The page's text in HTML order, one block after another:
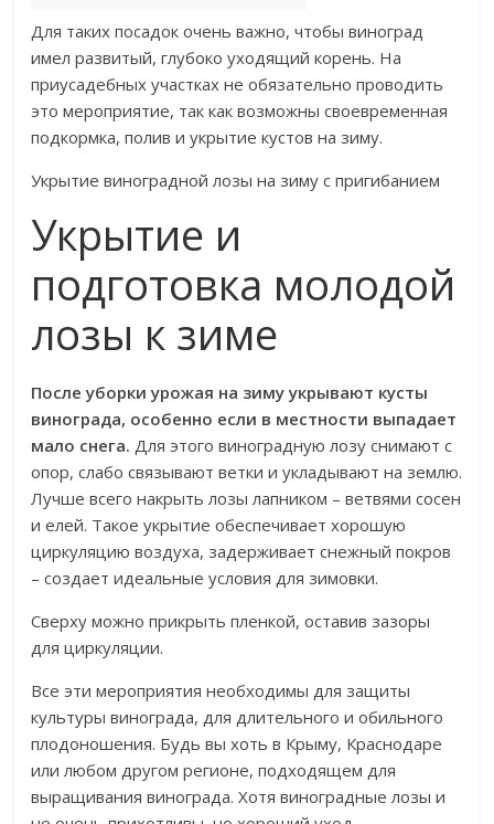
Для таких посадок очень важно, чтобы виноград
имел развитый, глубоко уходящий корень. На
приусадебных участках не обязательно проводить
это мероприятие, так как возможны своевременная
подкормка, полив и укрытие кустов на зиму.
Укрытие виноградной лозы на зиму с пригибанием
Укрытие и
подготовка молодой
лозы к зиме
После уборки урожая на зиму укрывают кусты
винограда, особенно если в местности выпадает
мало снега. Для этого виноградную лозу снимают с
опор, слабо связывают ветки и укладывают на землю.
Лучше всего накрыть лозы лапником – ветвями сосен
и елей. Такое укрытие обеспечивает хорошую
циркуляцию воздуха, задерживает снежный покров
– создает идеальные условия для зимовки.
Сверху можно прикрыть пленкой, оставив зазоры
для циркуляции.
Все эти мероприятия необходимы для защиты
культуры винограда, для длительного и обильного
плодоношения. Будь вы хоть в Крыму, Краснодаре
или любом другом регионе, подходящем для
выращивания винограда. Хотя виноградные лозы и